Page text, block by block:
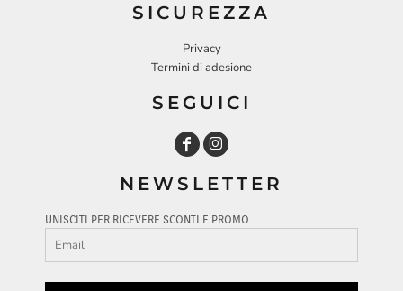
SICUREZZA
Privacy
Termini di adesione
SEGUICI
NEWSLETTER
UNISCITI PER RICEVERE SCONTI E PROMO